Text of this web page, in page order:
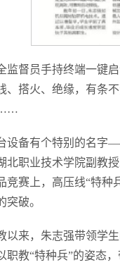
监督员手持终端一键
、搭火、绝缘，有条
……
设备有个特别的名字
北职业技术学院副教
竞赛上，高压线“特种
突破。
以来，朱志强带领学
职教“特种兵”的姿态